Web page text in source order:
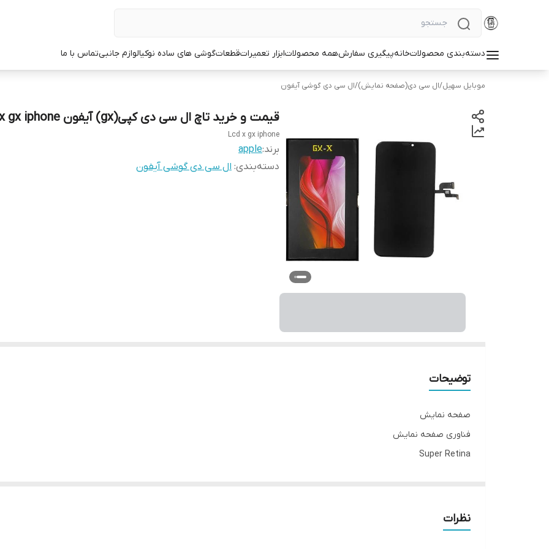
دسته‌بندی محصولاتخانهپیگیری سفارشهمه محصولاتابزار تعمیراتقطعاتگوشی های ساده نوکیالوازم جانبیتماس با ما
موبایل سهیل/ال سی دی(صفحه نمایش)/ال سی دی گوشی آیفون
قیمت و خرید تاچ ال سی دی کپی(gx) آیفون Lcd x gx iphone
Lcd x gx iphone
برند:apple
دسته‌بندی: ال سی دی گوشی آیفون
توضیحات
صفحه نمایش
فناوری صفحه‌ نمایش
Super Retina
اندازه
۵.۸ اینچ
نظرات